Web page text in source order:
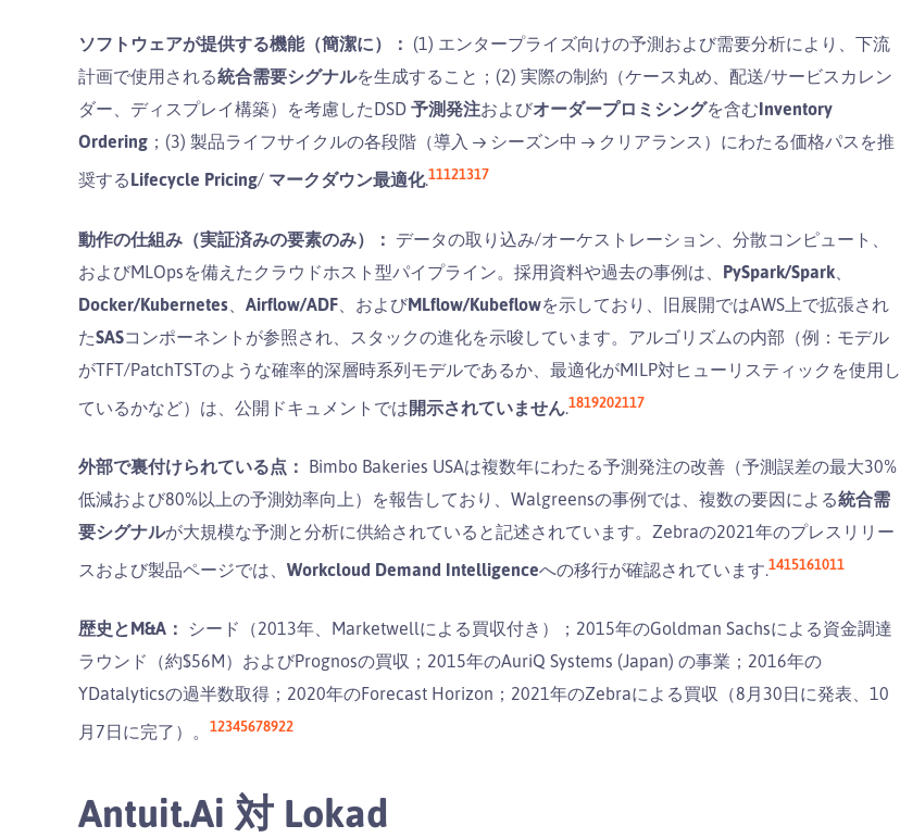
ソフトウェアが提供する機能（簡潔に）： (1) エンタープライズ向けの予測および需要分析により、下流
計画で使用される統合需要シグナルを生成すること；(2) 実際の制約（ケース丸め、配送/サービスカレン
ダー、ディスプレイ構築）を考慮したDSD 予測発注およびオーダープロミシングを含むInventory
Ordering ；(3) 製品ライフサイクルの各段階（導入 → シーズン中 → クリアランス）にわたる価格パスを推
奨するLifecycle Pricing/ マークダウン最適化.11121317
動作の仕組み（実証済みの要素のみ）： データの取り込み/オーケストレーション、分散コンピュート、
およびMLOpsを備えたクラウドホスト型パイプライン。採用資料や過去の事例は、 PySpark/Spark
Docker/Kubernetes
Airflow/ADF 、およびMLflow/Kubeflowを示しており、旧展開ではAWS上で拡張され
たSASコンポーネントが参照され、スタックの進化を示唆しています。アルゴリズムの内部（例：モデル
がTFT/PatchTSTのような確率的深層時系列モデルであるか、最適化がMILP対ヒューリスティックを使用し
ているかなど）は、公開ドキュメントでは開示されていません.1819202117
外部で裏付けられている点： Bimbo Bakeries USAは複数年にわたる予測発注の改善（予測誤差の最大30%
低減および80%以上の予測効率向上）を報告しており、Walgreensの事例では、複数の要因による統合需
要シグナルが大規模な予測と分析に供給されていると記述されています。Zebraの2021年のプレスリリー
スおよび製品ページでは、 Workcloud Demand Intelligenceへの移行が確認されています.1415161011
歴史とM&A： シード（2013年、Marketwellによる買収付き）；2015年のGoldman Sachsによる資金調達
ラウンド（約$56M）およびPrognosの買収；2015年のAuriQ Systems (Japan) の事業；2016年の
YDatalyticsの過半数取得；2020年のForecast Horizon；2021年のZebraによる買収（8月30日に発表、10
月7日に完了）。 12345678922
Antuit.ai 対 Lokad